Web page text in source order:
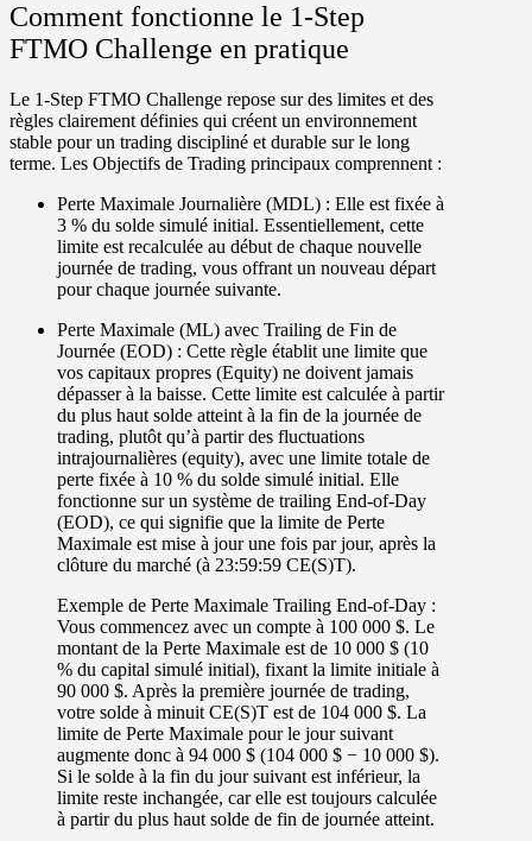
Comment fonctionne le 1-Step
FTMO Challenge en pratique
Le 1-Step FTMO Challenge repose sur des limites et des
règles clairement définies qui créent un environnement
stable pour un trading discipliné et durable sur le long
terme. Les Objectifs de Trading principaux comprennent :
Perte Maximale Journalière (MDL) : Elle est fixée à
3 % du solde simulé initial. Essentiellement, cette
limite est recalculée au début de chaque nouvelle
journée de trading, vous offrant un nouveau départ
pour chaque journée suivante.
Perte Maximale (ML) avec Trailing de Fin de
Journée (EOD) : Cette règle établit une limite que
vos capitaux propres (Equity) ne doivent jamais
dépasser à la baisse. Cette limite est calculée à partir
du plus haut solde atteint à la fin de la journée de
trading, plutôt qu’à partir des fluctuations
intrajournalières (equity), avec une limite totale de
perte fixée à 10 % du solde simulé initial. Elle
fonctionne sur un système de trailing End-of-Day
(EOD), ce qui signifie que la limite de Perte
Maximale est mise à jour une fois par jour, après la
clôture du marché (à 23:59:59 CE(S)T).
Exemple de Perte Maximale Trailing End-of-Day :
Vous commencez avec un compte à 100 000 $. Le
montant de la Perte Maximale est de 10 000 $ (10
% du capital simulé initial), fixant la limite initiale à
90 000 $. Après la première journée de trading,
votre solde à minuit CE(S)T est de 104 000 $. La
limite de Perte Maximale pour le jour suivant
augmente donc à 94 000 $ (104 000 $ − 10 000 $).
Si le solde à la fin du jour suivant est inférieur, la
limite reste inchangée, car elle est toujours calculée
à partir du plus haut solde de fin de journée atteint.